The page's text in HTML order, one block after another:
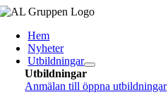
Fortsätt
innehållet
Hem
Nyheter
Utbildningar
Utbildningar
Anmälan till öppna utbildningar